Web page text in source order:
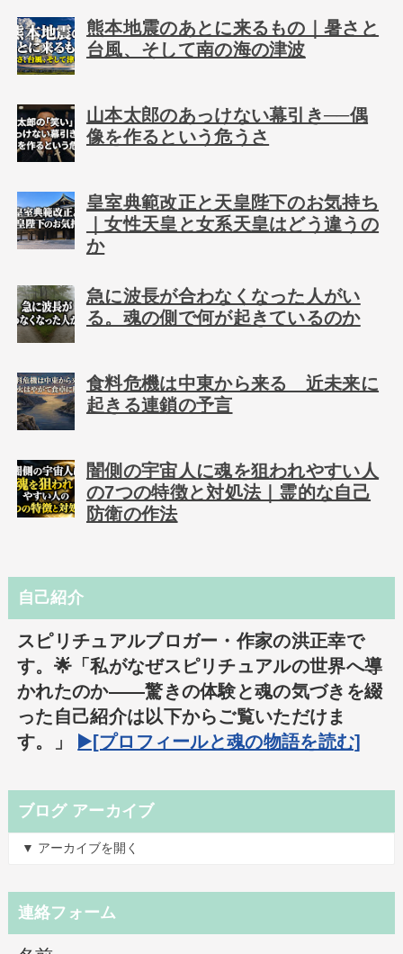
熊本地震のあとに来るもの｜暑さと
台風、そして南の海の津波
山本太郎のあっけない幕引き──偶
像を作るという危うさ
皇室典範改正と天皇陛下のお気持ち
｜女性天皇と女系天皇はどう違うの
か
急に波長が合わなくなった人がい
る。魂の側で何が起きているのか
食料危機は中東から来る 近未来に
起きる連鎖の予言
闇側の宇宙人に魂を狙われやすい人
の7つの特徴と対処法｜霊的な自己
防衛の作法
自己紹介
スピリチュアルブロガー・作家の洪正幸で
す。🌟「私がなぜスピリチュアルの世界へ導
かれたのか――驚きの体験と魂の気づきを綴
った自己紹介は以下からご覧いただけま
す。」
▶️[プロフィールと魂の物語を読む]
ブログ アーカイブ
▼ アーカイブを開く
連絡フォーム